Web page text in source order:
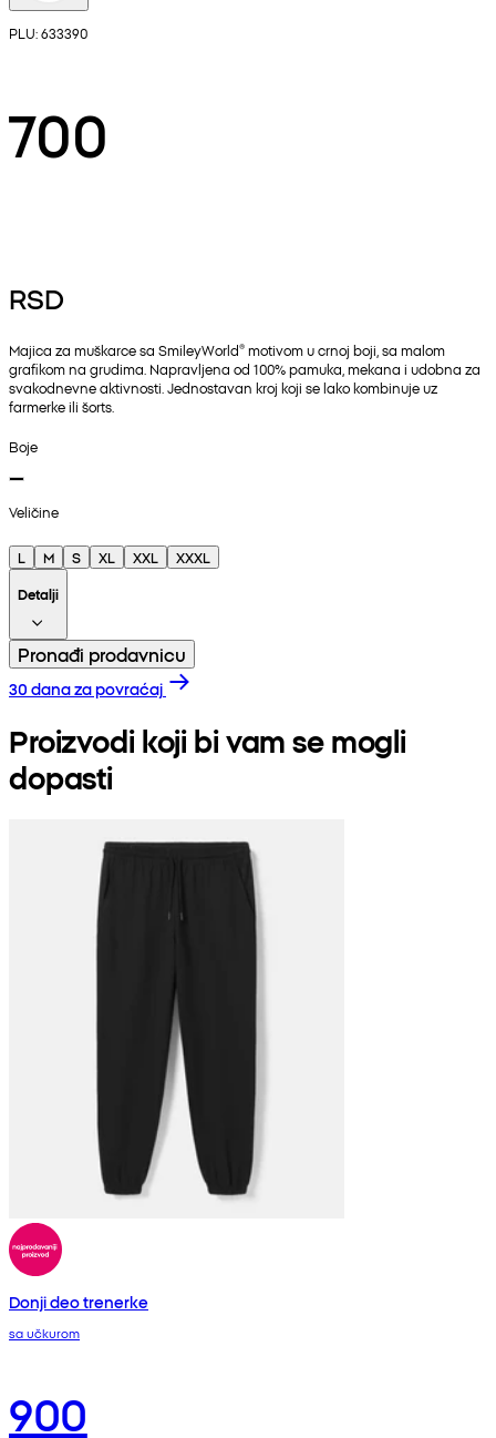
PLU: 633390
700
RSD
Majica za muškarce sa SmileyWorld® motivom u crnoj boji, sa malom
grafikom na grudima. Napravljena od 100% pamuka, mekana i udobna za
svakodnevne aktivnosti. Jednostavan kroj koji se lako kombinuje uz
farmerke ili šorts.
Boje
Veličine
L M S XL XXL
XXXL
Detalji
Pronađi prodavnicu
30 dana za povraćaj
Proizvodi koji bi vam se mogli
dopasti
Donji deo trenerke
sa učkurom
900